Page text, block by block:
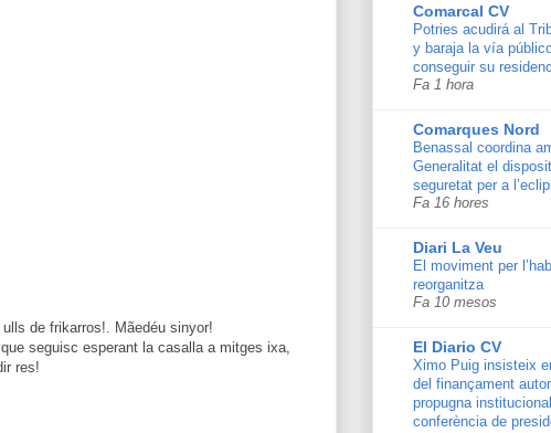
de frikarros!. Mãedéu sinyor!
seguisc esperant la casalla a mitges ixa,
res!
Comarcal CV
Potries acudirá al
y baraja la vía
conseguir su
Fa 1 hora
Comarques Nord
Benassal coordina
Generalitat el
seguretat per a
Fa 16 hores
Diari La Veu
El moviment per
reorganitza
Fa 10 mesos
El Diario CV
Ximo Puig insisteix
del finançament
propugna
conferència de